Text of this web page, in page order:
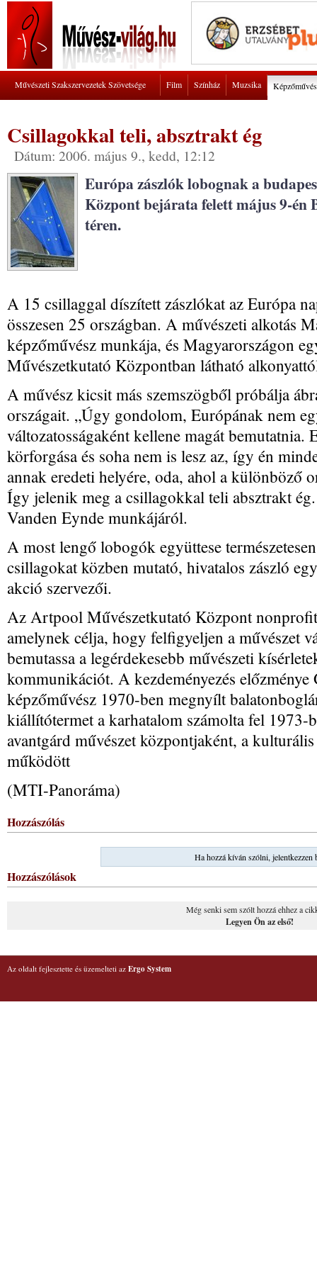
Művészeti Szakszervezetek Szövetsége Film Színház Muzsika
Csillagokkal teli, absztrakt ég
Dátum: 2006. május 9., kedd, 12:12
Európa zászlók lobognak a
Központ bejárata felett május 9-én
téren.
A 15 csillaggal díszített zászlókat az Európa
összesen 25 országban. A művészeti alkotás
képzőművész munkája, és Magyarországon
Művészetkutató Központban látható
A művész kicsit más szemszögből próbálja
országait. „Úgy gondolom, Európának nem
változatosságaként kellene magát bemutatnia.
körforgása és soha nem is lesz az, így én
annak eredeti helyére, oda, ahol a különböző
Így jelenik meg a csillagokkal teli absztrakt
Vanden Eynde munkájáról.
A most lengő lobogók együttese
csillagokat közben mutató, hivatalos zászló
akció szervezői.
Az Artpool Művészetkutató Központ
amelynek célja, hogy felfigyeljen a művészet
bemutassa a legérdekesebb művészeti
kommunikációt. A kezdeményezés
képzőművész 1970-ben megnyílt
kiállítótermet a karhatalom számolta fel
avantgárd művészet központjaként, a
működött
(MTI-Panoráma)
Hozzászólás
Ha hozzá kíván szólni, jelentkezzen
Hozzászólások
Még senki sem szólt hozzá ehhez a
Legyen Ön az első!
Az oldalt fejlesztette és üzemelteti az Ergo System